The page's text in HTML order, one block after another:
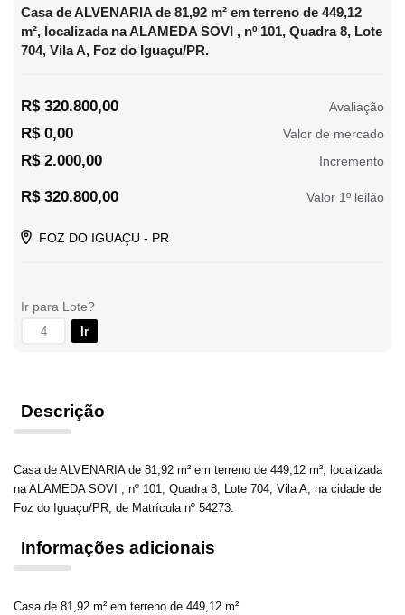
Descrição
Casa de ALVENARIA de 81,92 m² em terreno de 449,12 m², localizada
na ALAMEDA SOVI , nº 101, Quadra 8, Lote 704, Vila A, na cidade de
Foz do Iguaçu/PR, de Matrícula nº 54273.
Informações adicionais
Casa de 81,92 m² em terreno de 449,12 m²
Casa de ALVENARIA de 81,92 m² em terreno de 449,12
m², localizada na ALAMEDA SOVI , nº 101, Quadra 8, Lote
704, Vila A, Foz do Iguaçu/PR.
R$ 320.800,00 Avaliação
R$ 0,00 Valor de mercado
R$ 2.000,00 Incremento
R$ 320.800,00 Valor 1º leilão
FOZ DO IGUAÇU - PR
Ir para Lote?
Ir